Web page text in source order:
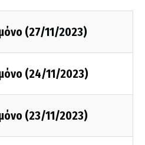
(27/11/2023)
(24/11/2023)
(23/11/2023)